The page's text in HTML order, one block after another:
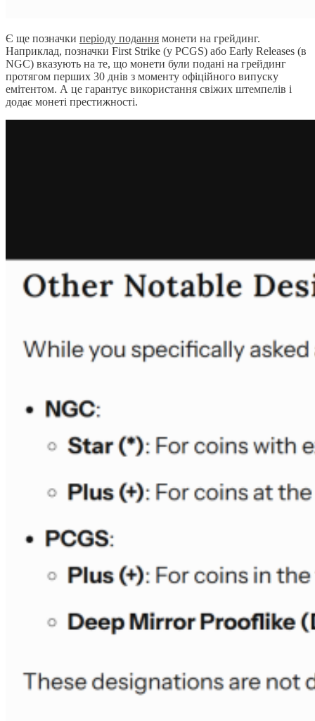
Є ще позначки періоду подання монети на грейдинг.
Наприклад, позначки First Strike (у PCGS) або Early Releases (в
NGC) вказують на те, що монети були подані на грейдинг
протягом перших 30 днів з моменту офіційного випуску
емітентом. А це гарантує використання свіжих штемпелів і
додає монеті престижності.